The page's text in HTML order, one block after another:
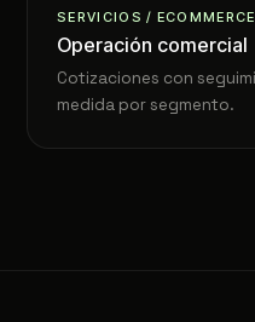
SERVICIOS / ECOMMERCE
Operación comercial
Cotizaciones con
medida por segmento.